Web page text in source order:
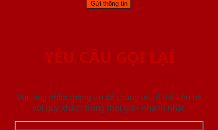
YÊU CẦU GỌI LẠI
Vui lòng nhập thông tin để chúng tôi có thể liên hệ
với quý khách trong thời gian nhanh nhất.